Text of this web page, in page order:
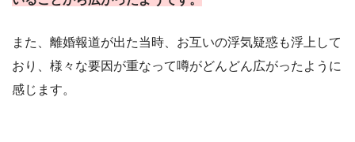
また、離婚報道が出た当時、お互いの浮気疑惑も浮上して
おり、様々な要因が重なって噂がどんどん広がったように
感じます。